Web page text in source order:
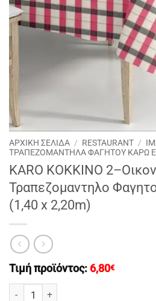
ΑΡΧΙΚΉ ΣΕΛΊΔΑ / RESTAURANT /
ΤΡΑΠΕΖΟΜΑΝΤΗΛΑ ΦΑΓΗΤΟΥ ΚΑΡΩ
KARO ΚΟΚΚΙΝΟ
Τραπεζομαντηλο
(1,40 x 2,20m)
Τιμή προϊόντος: 6,80€
KARO ΚΟΚΚΙΝΟ 2–Οικονομικο